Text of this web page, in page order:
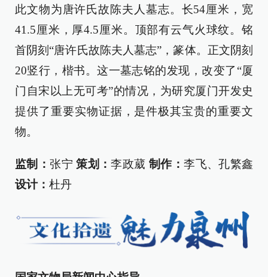
此文物为唐许氏故陈夫人墓志。长54厘米，宽
41.5厘米，厚4.5厘米。顶部有云气火球纹。铭
首阴刻“唐许氏故陈夫人墓志”，篆体。正文阴刻
20竖行，楷书。这一墓志铭的发现，改变了“厦
门自宋以上无可考”的情况，为研究厦门开发史
提供了重要实物证据，是件极其宝贵的重要文
物。
监制：张宁策划：李政葳 制作：李飞、孔繁鑫
设计： 杜丹